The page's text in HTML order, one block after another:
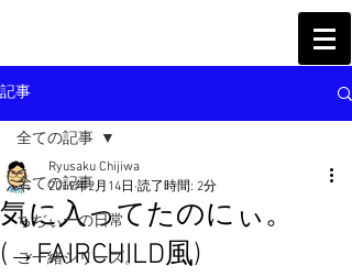
記事
全ての記事
ちぢぃーの日常
ご一緒シリーズ。
全ての記事
気に入ってたのにぃ。
(→FAIRCHILD風)
Ryusaku Chijiwa
2019年2月14日 読了時間: 2分